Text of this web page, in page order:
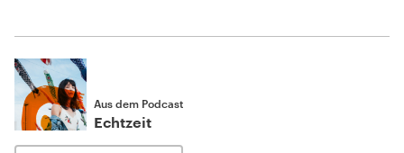
Aus dem Podcast
Echtzeit